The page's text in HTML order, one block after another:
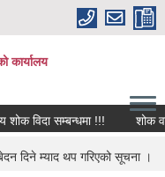
कार्यालय
स्थानीय शोक विदा सम्बन्धमा !!! शोक
दिने म्याद थप गरिएको सूचना ।